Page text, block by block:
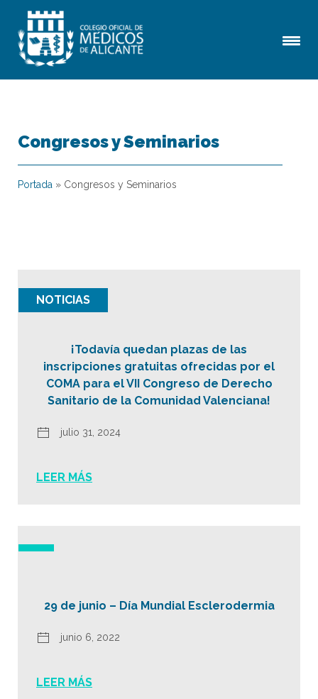
Congresos y Seminarios
Portada » Congresos y Seminarios
NOTICIAS
¡Todavía quedan plazas de las
inscripciones gratuitas ofrecidas por el
COMA para el VII Congreso de Derecho
Sanitario de la Comunidad Valenciana!
julio 31, 2024
LEER MÁS
29 de junio – Día Mundial Esclerodermia
junio 6, 2022
LEER MÁS